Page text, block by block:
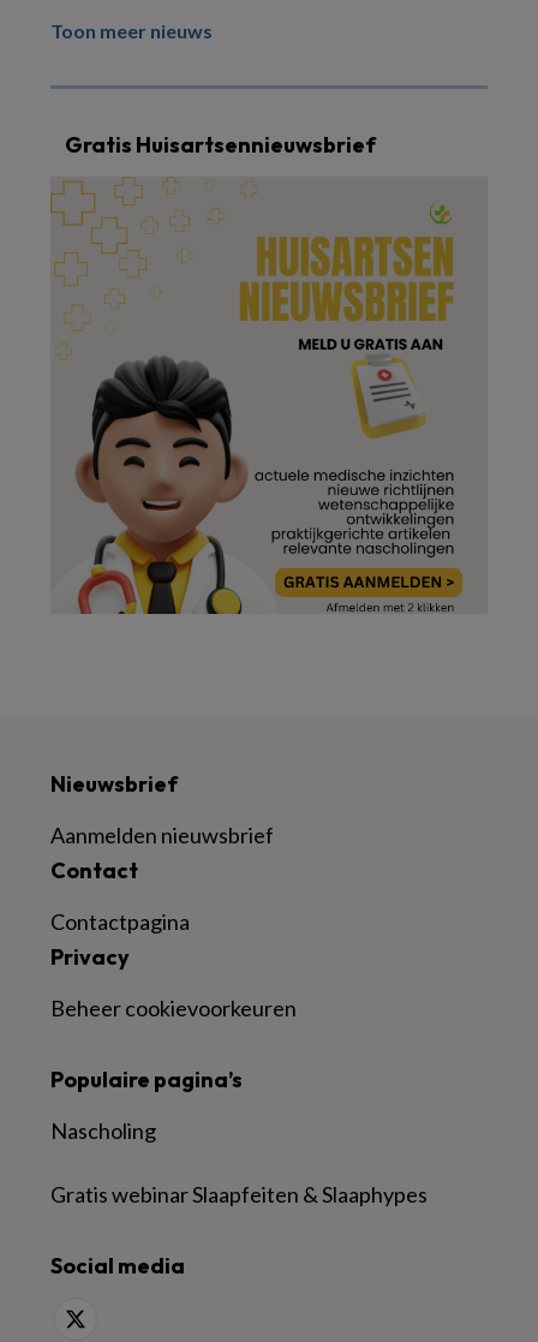
Toon meer nieuws
Gratis Huisartsennieuwsbrief
Nieuwsbrief
Aanmelden nieuwsbrief
Contact
Contactpagina
Privacy
Beheer cookievoorkeuren
Populaire pagina’s
Nascholing
Gratis webinar Slaapfeiten & Slaaphypes
Social media